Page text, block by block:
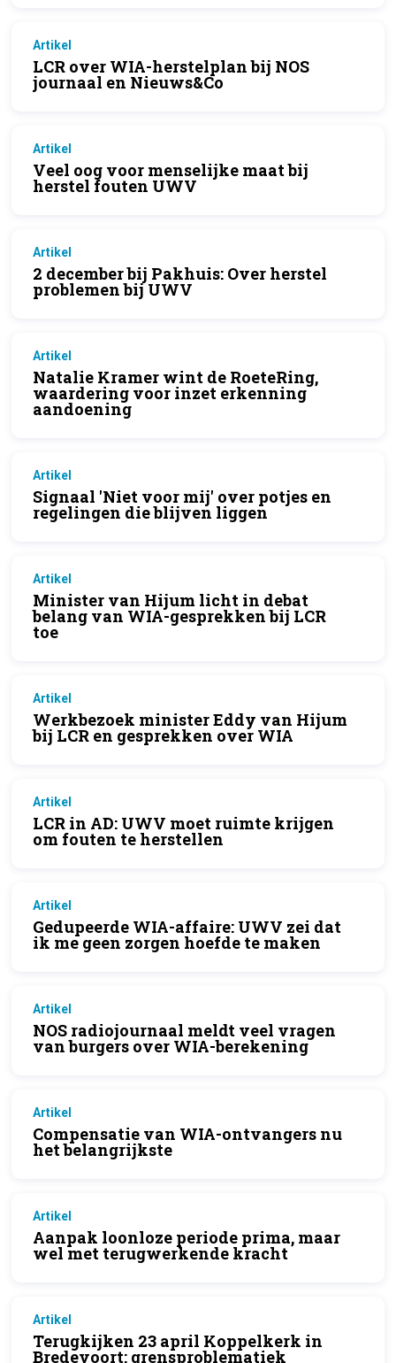
Artikel
LCR over WIA-herstelplan bij NOS
journaal en Nieuws&Co
Artikel
Veel oog voor menselijke maat bij
herstel fouten UWV
Artikel
2 december bij Pakhuis: Over herstel
problemen bij UWV
Artikel
Natalie Kramer wint de RoeteRing,
waardering voor inzet erkenning
aandoening
Artikel
Signaal 'Niet voor mij' over potjes en
regelingen die blijven liggen
Artikel
Minister van Hijum licht in debat
belang van WIA-gesprekken bij LCR
toe
Artikel
Werkbezoek minister Eddy van Hijum
bij LCR en gesprekken over WIA
Artikel
LCR in AD: UWV moet ruimte krijgen
om fouten te herstellen
Artikel
Gedupeerde WIA-affaire: UWV zei dat
ik me geen zorgen hoefde te maken
Artikel
NOS radiojournaal meldt veel vragen
van burgers over WIA-berekening
Artikel
Compensatie van WIA-ontvangers nu
het belangrijkste
Artikel
Aanpak loonloze periode prima, maar
wel met terugwerkende kracht
Artikel
Terugkijken 23 april Koppelkerk in
Bredevoort: grensproblematiek